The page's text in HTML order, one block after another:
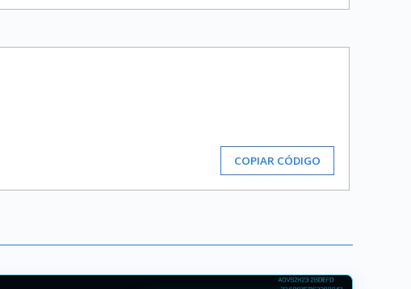
COPIAR CÓDIGO